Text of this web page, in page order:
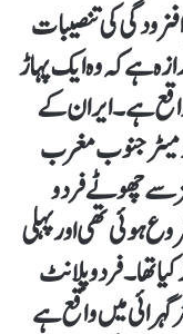
کی تنصیبات
ہے کہ وہ ایک پہاڑ
میں واقع ہے ۔ایران کے
تہران کے لگ بھگ 95 کلومیٹر جنوب مغرب
سے چھوٹے فردو
تعمیر سنہ 2006 میں شروع ہوئی تھی اور پہلی
کا آغاز کیا تھا۔ فردو پلانٹ
مٹی کے نیچے لگ بھگ 80 میٹر گہرائی میں واقع ہے